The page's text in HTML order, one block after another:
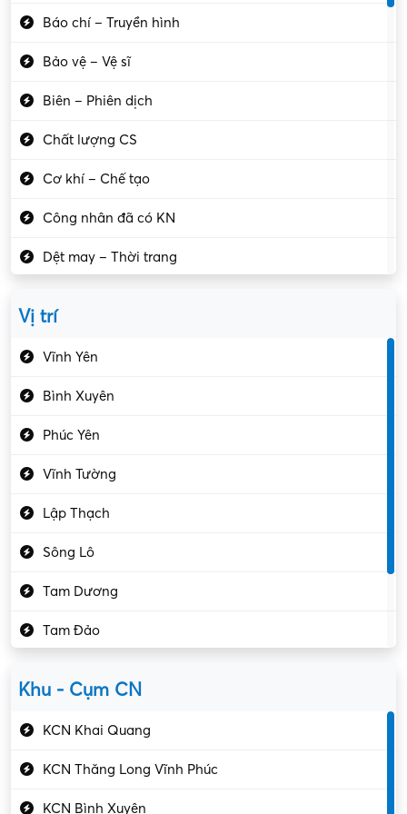
Báo chí – Truyền hình
Bảo vệ – Vệ sĩ
Biên – Phiên dịch
Chất lượng CS
Cơ khí – Chế tạo
Công nhân đã có KN
Dệt may – Thời trang
Kiểm soát chất lượng
Kỹ sư cơ khí
Kỹ sư điện
Kỹ thuật cao
Kỹ thuật mạng – IT
Vị trí
Vĩnh Yên
Bình Xuyên
Phúc Yên
Vĩnh Tường
Lập Thạch
Sông Lô
Tam Dương
Tam Đảo
Khu - Cụm CN
KCN Khai Quang
KCN Thăng Long Vĩnh Phúc
KCN Bình Xuyên